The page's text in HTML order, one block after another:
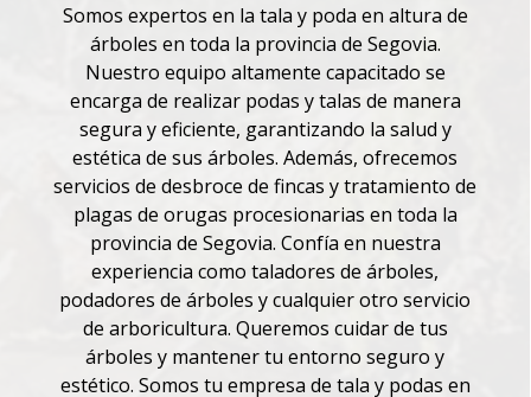
Somos expertos en la tala y poda en altura de
árboles en toda la provincia de Segovia.
Nuestro equipo altamente capacitado se
encarga de realizar podas y talas de manera
segura y eficiente, garantizando la salud y
estética de sus árboles. Además, ofrecemos
servicios de desbroce de fincas y tratamiento de
plagas de orugas procesionarias en toda la
provincia de Segovia. Confía en nuestra
experiencia como taladores de árboles,
podadores de árboles y cualquier otro servicio
de arboricultura. Queremos cuidar de tus
árboles y mantener tu entorno seguro y
estético. Somos tu empresa de tala y podas en